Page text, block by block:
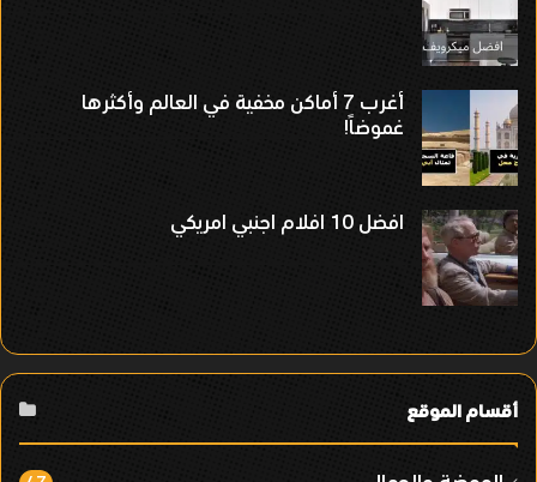
أغرب 7 أماكن مخفية في العالم وأكثرها
غموضاً!
افضل 10 افلام اجنبي امريكي
أقسام الموقع